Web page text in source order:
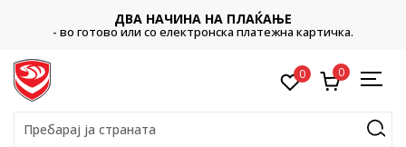
ДВА НАЧИНА НА ПЛАЌАЊЕ
- во готово или со електронска платежна картичка.
0 0
Пребарај ја страната